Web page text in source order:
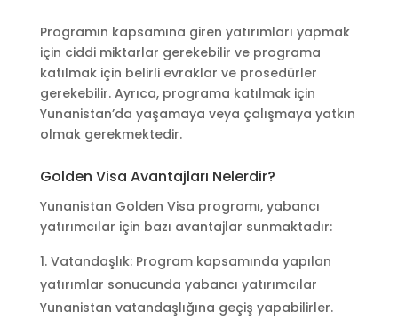
Programın kapsamına giren yatırımları yapmak
için ciddi miktarlar gerekebilir ve programa
katılmak için belirli evraklar ve prosedürler
gerekebilir. Ayrıca, programa katılmak için
Yunanistan’da yaşamaya veya çalışmaya yatkın
olmak gerekmektedir.
Golden Visa Avantajları Nelerdir?
Yunanistan Golden Visa programı, yabancı
yatırımcılar için bazı avantajlar sunmaktadır:
Vatandaşlık: Program kapsamında yapılan
yatırımlar sonucunda yabancı yatırımcılar
Yunanistan vatandaşlığına geçiş yapabilirler.